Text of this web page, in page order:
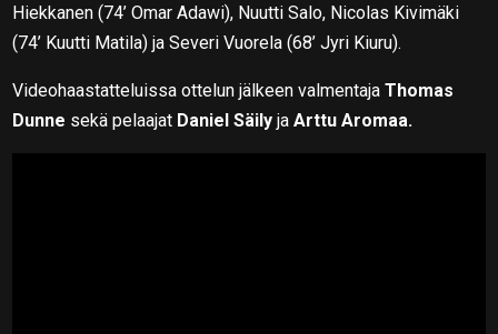
Hiekkanen (74’ Omar Adawi), Nuutti Salo, Nicolas Kivimäki
(74’ Kuutti Matila) ja Severi Vuorela (68’ Jyri Kiuru).
Videohaastatteluissa ottelun jälkeen valmentajaThomas
Dunne sekä pelaajat Daniel Säily jaArttu Aromaa.